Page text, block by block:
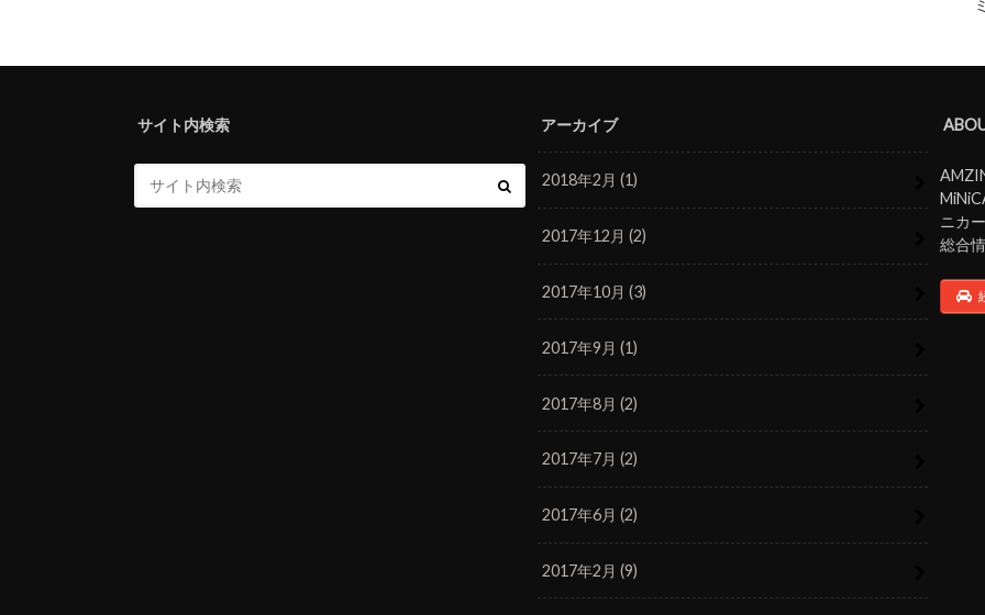
サイト内検索 アーカイブ
2018年2月 (1)
2017年12月 (2)
2017年10月 (3)
2017年9月 (1)
2017年8月 (2)
2017年7月 (2)
2017年6月 (2)
2017年2月 (9)
ニカ
総合